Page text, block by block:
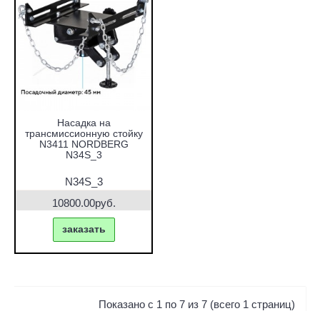
Насадка на
трансмиссионную стойку
N3411 NORDBERG
N34S_3
N34S_3
10800.00руб.
заказать
Показано с 1 по 7 из 7 (всего 1 страниц)